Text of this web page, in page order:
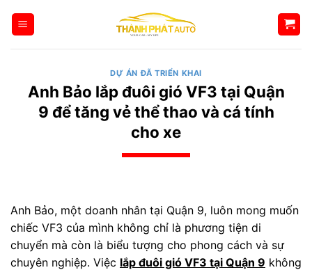
qua
DỰ ÁN ĐÃ TRIỂN KHAI
Anh Bảo lắp đuôi gió VF3 tại Quận
9 để tăng vẻ thể thao và cá tính
cho xe
Anh Bảo, một doanh nhân tại Quận 9, luôn mong muốn
chiếc VF3 của mình không chỉ là phương tiện di
chuyển mà còn là biểu tượng cho phong cách và sự
chuyên nghiệp. Việc lắp đuôi gió VF3 tại Quận 9 không